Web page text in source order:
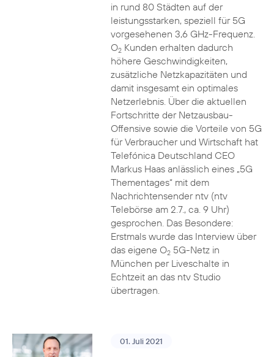
in rund 80 Städten auf der
leistungsstarken, speziell für 5G
vorgesehenen 3,6 GHz-Frequenz.
O2Kunden erhalten dadurch
höhere Geschwindigkeiten,
zusätzliche Netzkapazitäten und
damit insgesamt ein optimales
Netzerlebnis. Über die aktuellen
Fortschritte der Netzausbau-
Offensive sowie die Vorteile von 5G
für Verbraucher und Wirtschaft hat
Telefónica Deutschland CEO
Markus Haas anlässlich eines „5G
Thementages“ mit dem
Nachrichtensender ntv (ntv
Telebörse am 2.7., ca. 9 Uhr)
gesprochen. Das Besondere:
Erstmals wurde das Interview über
das eigene O25G-Netz in
München per Liveschalte in
Echtzeit an das ntv Studio
übertragen.
01. Juli 2021